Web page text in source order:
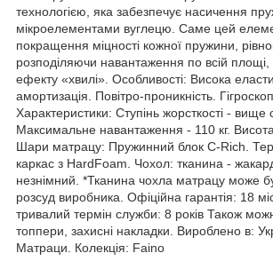
технологією, яка забезпечує насичення
мікроелементами вуглецю. Саме цей
покращення міцності кожної пружини,
розподіляючи навантаження по всій площі,
ефекту «хвилі». Особливості: Висока
амортизація. Повітро-проникність.
Характеристики: Ступінь жорсткості - вище
Максимальне навантаження - 110 кг.
Шари матрацу: Пружинний блок C-Rich.
каркас з HardFoam. Чохол: тканина -
незнімний. *Тканина чохла матрацу може
розсуд виробника. Офіційна гарантія: 18
тривалий термін служби: 8 років Також
топпери, захисні накладки. Вироблено в:
Матраци. Колекція: Faino